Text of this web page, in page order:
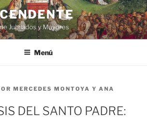
Jubilados y Mayores
Menú
MERCEDES MONTOYA Y ANA
DEL SANTO PADRE: